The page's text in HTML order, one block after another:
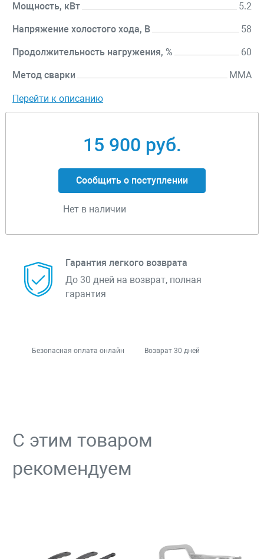
Мощность, кВт 5.2
Напряжение холостого хода, В 58
Продолжительность нагружения, % 60
Метод сварки MMA
Перейти к описанию
15 900 руб.
Сообщить о поступлении
Нет в наличии
Гарантия легкого возврата
До 30 дней на возврат, полная
гарантия
Безопасная оплата онлайн Возврат 30 дней
С этим товаром
рекомендуем